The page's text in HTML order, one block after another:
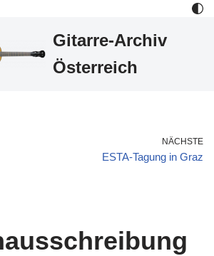
Gitarre-Archiv
Österreich
NÄCHSTE
ESTA-Tagung in Graz